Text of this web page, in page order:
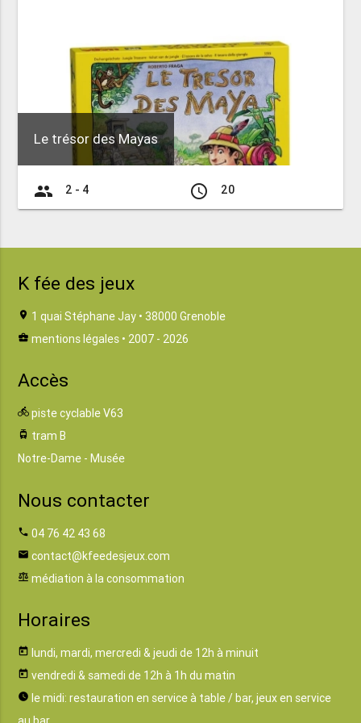
Le trésor des Mayas
group 2 - 4 access_time 20
K fée des jeux
location_on 1 quai Stéphane Jay • 38000 Grenoble
business_center mentions légales • 2007 - 2026
Accès
directions_bike piste cyclable V63
tram tram B
Notre-Dame - Musée
Nous contacter
phone 04 76 42 43 68
email contact@kfeedesjeux.com
balance médiation à la consommation
Horaires
today lundi, mardi, mercredi & jeudi de 12h à minuit
today vendredi & samedi de 12h à 1h du matin
watch_later le midi: restauration en service à table / bar, jeux en service